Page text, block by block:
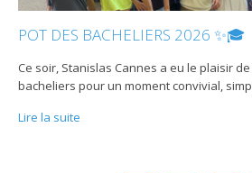
POT DES BACHELIERS 2026 ✨🎓
Ce soir, Stanislas Cannes a eu le plaisir
bacheliers pour un moment convivial,
Lire la suite